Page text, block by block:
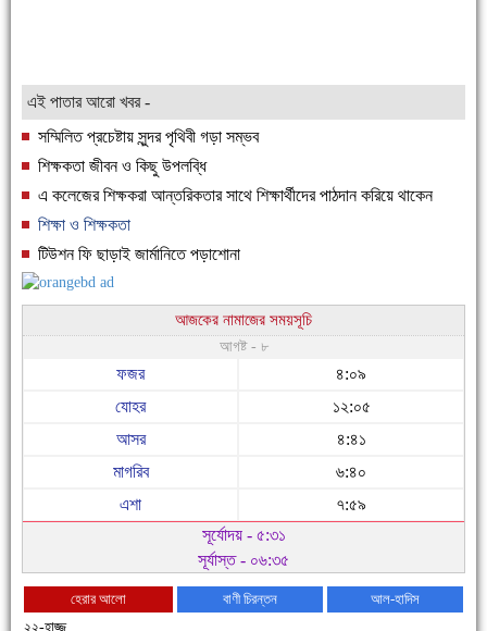
এই পাতার আরো খবর -
সম্মিলিত প্রচেষ্টায় সুন্দর পৃথিবী গড়া সম্ভব
শিক্ষকতা জীবন ও কিছু উপলব্ধি
এ কলেজের শিক্ষকরা আন্তরিকতার সাথে শিক্ষার্থীদের পাঠদান করিয়ে থাকেন
শিক্ষা ও শিক্ষকতা
টিউশন ফি ছাড়াই জার্মানিতে পড়াশোনা
আজকের নামাজের সময়সূচি
আগষ্ট - ৮
ফজর
৪:০৯
যোহর
১২:০৫
আসর
৪:৪১
মাগরিব
৬:৪০
এশা
৭:৫৯
সূর্যোদয় - ৫:৩১
সূর্যাস্ত - ০৬:৩৫
হেরার আলো বাণী চিরন্তন
আল-হাদিস
২২-হাজ্জ